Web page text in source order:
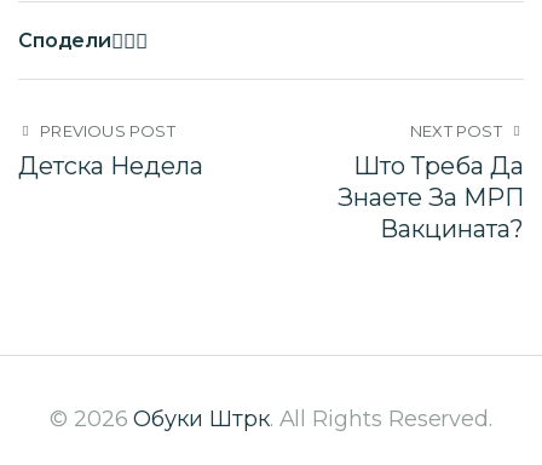
Сподели
PREVIOUS POST
Детска Недела
NEXT POST
Што Треба Да
Знаете За МРП
Вакцината?
© 2026Обуки Штрк. All Rights Reserved.